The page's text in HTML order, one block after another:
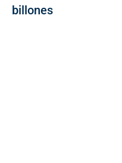
billones